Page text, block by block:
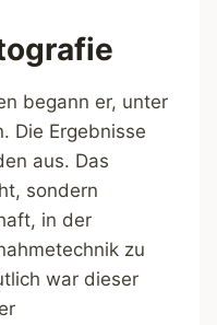
begann er, unter
Die Ergebnisse
aus. Das
sondern
in der
zu
war dieser